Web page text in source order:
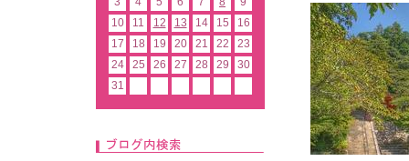
10
11 12 13 14 15
16
17
18 19 20 21 22
23
24
25 26 27 28 29
30
31